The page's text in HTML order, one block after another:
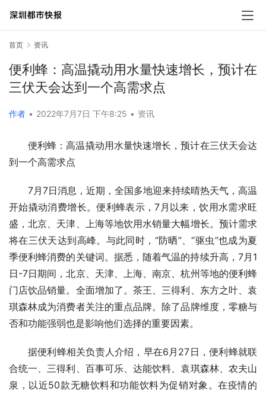
首页 资讯
便利蜂：高温撬动用水量快速增长，预计在
三伏天会达到一个高需求点
作者 • 2022年7月7日 下午8:25 • 资讯
便利蜂：高温撬动用水量快速增长，预计在三伏天会达
到一个高需求点
7月7日消息，近期，全国多地迎来持续晴热天气，高温
开始撬动消费增长。便利蜂表示，7月以来，饮用水需求旺
盛，北京、天津、上海等地饮用水销量大幅增长。预计需求
将在三伏天达到高峰。与此同时，“防晒”、“驱虫”也成为夏
季便利蜂消费的关键词。据悉，随着气温的持续升高，7月1
日-7日期间，北京、天津、上海、南京、杭州等地的便利蜂
门店饮品销量。全面增加了。茶王、三得利、东方之叶、袁
琪森林成为消费者关注的重点品牌。除了品牌维度，零糖与
否和功能强弱也是影响他们选择的重要因素。
据便利蜂相关负责人介绍，早在6月27日，便利蜂就联
合统一、三得利、百事可乐、达能饮料、袁琪森林、农夫山
泉，以近50款无糖饮料和功能饮料为促销对象。在疫情的